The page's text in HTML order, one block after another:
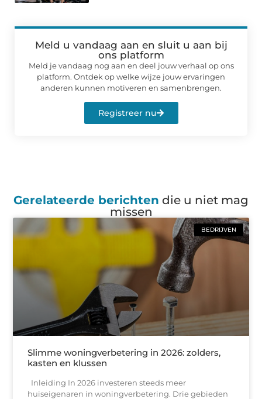
Meld u vandaag aan en sluit u aan bij
ons platform
Meld je vandaag nog aan en deel jouw verhaal op ons
platform. Ontdek op welke wijze jouw ervaringen
anderen kunnen motiveren en samenbrengen.
Registreer nu
Gerelateerde berichten die u niet mag
missen
BEDRIJVEN
Slimme woningverbetering in 2026: zolders,
kasten en klussen
Inleiding In 2026 investeren steeds meer
huiseigenaren in woningverbetering. Drie gebieden